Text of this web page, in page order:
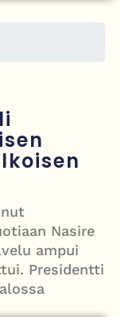
sopimus avaa
Iran ja
Nasire
ampui
Presidentti